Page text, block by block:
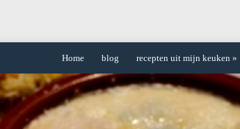
Home blog recepten uit mijn keuken »